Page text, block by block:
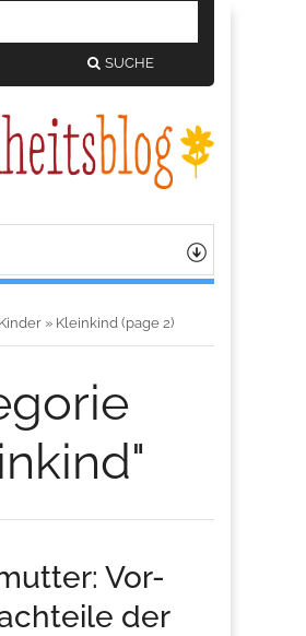
SUCHE
Kinder » Kleinkind (page 2)
Vor-
der